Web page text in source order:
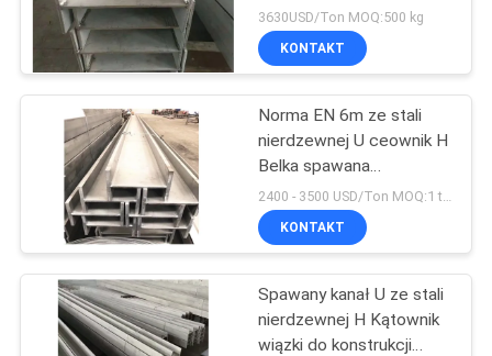
310s
3630USD/Ton MOQ:500 kg
KONTAKT
Norma EN 6m ze stali
nierdzewnej U ceownik H
Belka spawana
polerowana
KONTAKT
Spawany kanał U ze stali
nierdzewnej H Kątownik
wiązki do konstrukcji